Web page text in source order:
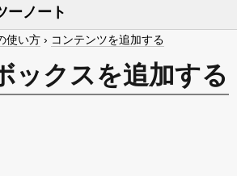
ーノート
使い方 › コンテンツを追加する
ックスを追加する